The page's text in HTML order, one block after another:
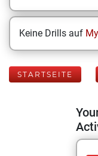
Keine Drills auf
STARTSEITE